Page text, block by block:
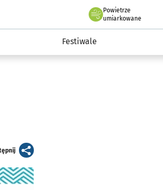
Powietrze
we Wrocławiu
umiarkowane
Festiwale
artykuł